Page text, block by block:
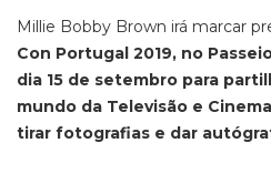
Millie Bobby Brown irá marcar
Con Portugal 2019, no
dia 15 de setembro para
mundo da Televisão e
tirar fotografias e dar